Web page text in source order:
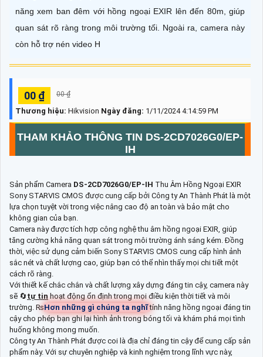
năng xem ban đêm với hồng ngoại EXIR lên đến 80m, giúp
quan sát rõ ràng trong môi trường tối. Ngoài ra, camera này
còn hỗ trợ nén video H
00 ₫ 00 ₫
Thương hiệu: Hikvision Ngày đăng: 1/11/2024 4:14:59 PM
THAM KHẢO THÔNG TIN DS-2CD7026G0/EP-
IH
Sản phẩm Camera DS-2CD7026G0/EP-IH Thu Âm Hồng Ngoại EXIR
Sony STARVIS CMOS được cung cấp bởi Công ty An Thành Phát là một
lựa chọn tuyệt vời trong việc nâng cao độ an toàn và bảo mật cho
không gian của bạn.
Camera này được tích hợp công nghệ thu âm hồng ngoại EXIR, giúp
tăng cường khả năng quan sát trong môi trường ánh sáng kém. Đồng
thời, việc sử dụng cảm biến Sony STARVIS CMOS cung cấp hình ảnh
sắc nét và chất lượng cao, giúp bạn có thể nhìn thấy mọi chi tiết một
cách rõ ràng.
Với thiết kế chắc chắn và chất lượng xây dựng đáng tin cậy, camera này
sẽ 🔄tự tin hoạt động ổn định trong mọi điều kiện thời tiết và môi
trường. ₨Hơn những gì chúng ta nghĩtính năng hồng ngoại đáng tin
cậy cho phép bạn ghi lại hình ảnh trong bóng tối và khám phá mọi tình
huống không mong muốn.
Công ty An Thành Phát được coi là địa chỉ đáng tin cậy để cung cấp sản
phẩm này. Với sự chuyên nghiệp và kinh nghiệm trong lĩnh vực này,